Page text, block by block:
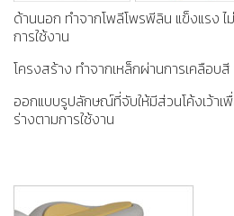
ด้านนอก ทำจากโพลีโพรพีลิน แข็งแรง
การใช้งาน
โครงสร้าง ทำจากเหล็กผ่านการเคลือบ
ออกแบบรูปลักษณ์ที่จับให้มีส่วนโค้งเว้าเ
ร่างตามการใช้งาน